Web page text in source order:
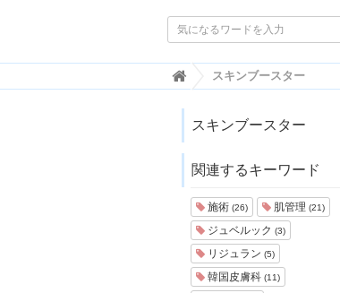
韓
国
レ
情
・
韓
国
ま
と
め
スキンブースター
スキンブースター
関連するキーワード
施術 (26) 肌管理 (21)
ジュベルック (3)
リジュラン (5)
韓国皮膚科 (11)